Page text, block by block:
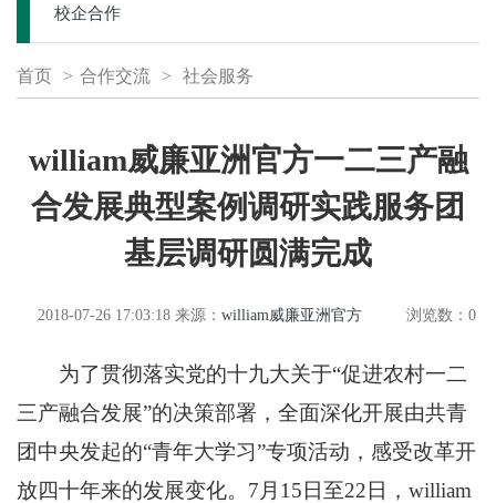
校企合作
首页 > 合作交流 > 社会服务
william威廉亚洲官方一二三产融
合发展典型案例调研实践服务团
基层调研圆满完成
2018-07-26 17:03:18 来源： william威廉亚洲官方 浏览数： 0
为了贯彻落实党的十九大关于“促进农村一二
三产融合发展”的决策部署，全面深化开展由共青
团中央发起的“青年大学习”专项活动，感受改革开
放四十年来的发展变化。7月15日至22日，william